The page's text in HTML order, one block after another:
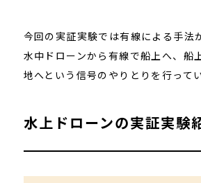
今回の実証実験では有線による手法
水中ドローンから有線で船上へ、船
地へという信号のやりとりを行ってい
水上ドローンの実証実験